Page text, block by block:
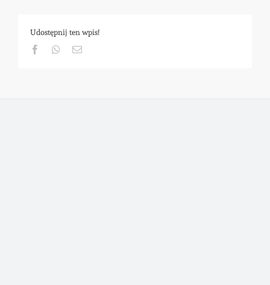
Udostępnij ten wpis!
FacebookWhatsapp
Email